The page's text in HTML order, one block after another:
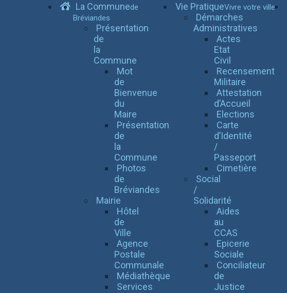
La Communede
Bréviandes
Présentation
de
la
Commune
Mot
de
Bienvenue
du
Maire
Présentation
de
la
Commune
Photos
de
Bréviandes
Mairie
Hôtel
de
Ville
Agence
Postale
Communale
Médiathèque
Services
Vie PratiqueVivre votre ville
Démarches
Administratives
Actes
Etat
Civil
Recensement
Militaire
Attestation
d’Accueil
Elections
Carte
d’Identité
/
Passeport
Cimetière
Social
/
Solidarité
Aides
au
CCAS
Epicerie
Sociale
Conciliateur
de
Justice